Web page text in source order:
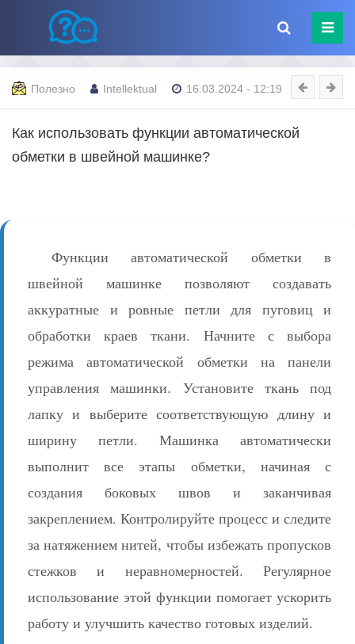
Полезно Intellektual 16.03.2024 - 12:19
Как использовать функции автоматической
обметки в швейной машинке?
Функции автоматической обметки в
швейной машинке позволяют создавать
аккуратные и ровные петли для пуговиц и
обработки краев ткани. Начните с выбора
режима автоматической обметки на панели
управления машинки. Установите ткань под
лапку и выберите соответствующую длину и
ширину петли. Машинка автоматически
выполнит все этапы обметки, начиная с
создания боковых швов и заканчивая
закреплением. Контролируйте процесс и следите
за натяжением нитей, чтобы избежать пропусков
стежков и неравномерностей. Регулярное
использование этой функции помогает ускорить
работу и улучшить качество готовых изделий.